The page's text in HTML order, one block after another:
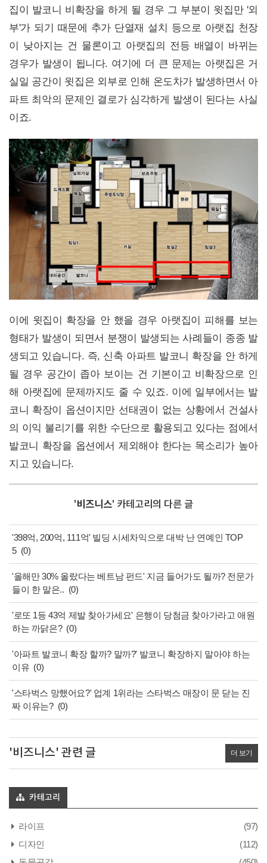
집이 발코니 비확장을 하게 될 경우 그 부분이 윗집만 '외
부'가 되기 때문에 추가 단열재 설치 등으로 아랫집 천장
이 낮아지는 건 물론이고 아랫집의 전등 배열이 바뀌는
경우가 발생이 됩니다. 여기에 더 큰 문제는 아랫집은 거
실일 공간이 윗집은 외부로 인해 온도차가 발생하면서 아
파트 최악의 문제인 결로가 심각하게 발생이 된다는 사실
이죠.
이에 윗집이 확장을 안 했을 경우 아랫집이 피해를 보는
형태가 발생이 되면서 분쟁이 발생되는 사례들이 종종 발
생되고 있습니다. 즉, 신축 아파트 발코니 확장을 안 하게
될 경우 공간이 좁아 보이는 건 기본이고 비확장으로 인
해 아랫집에 문제까지도 줄 수 있죠. 이에 일부에서는 발
코니 확장이 옵션이지만 선태권이 없는 상황에서 건설사
의 이익 불리기를 위한 수단으로 활용되고 있다는 점에서
발코니 확장을 옵션에서 제외해야 한다는 목소리가 높아
지고 있습니다.
'비즈니스' 카테고리의 다른 글
'398억, 200억, 111억' 빌딩 시세차익으로 대박 난 연예인 TOP
5 (0)
'올해만 30% 올랐다는 베트남 펀드' 지금 들어가도 될까? 전문가
들이 한 말은.. (0)
'로또 1등 43억 제발 찾아가세요' 은행이 당첨금 찾아가라고 애원
하는 까닭은? (0)
'아파트 발코니 확장 할까? 말까?' 발코니 확장하지 말아야 하는
이유 (0)
'스타벅스 망했어요?' 업계 1위라는 스타벅스 매장이 문 닫는 진
짜 이유는? (0)
'비즈니스' 관련 글 더 보기
카테고리
라이프
(97)
디자인
(112)